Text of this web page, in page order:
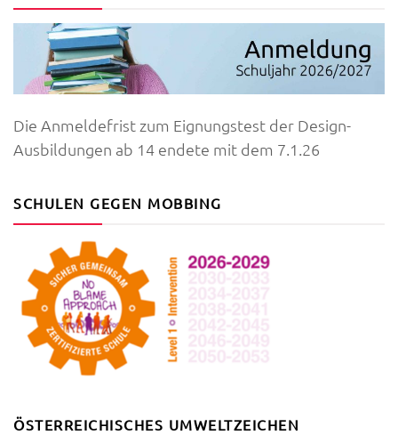
Die Anmeldefrist zum Eignungstest der Design-
Ausbildungen ab 14 endete mit dem 7.1.26
SCHULEN GEGEN MOBBING
ÖSTERREICHISCHES UMWELTZEICHEN